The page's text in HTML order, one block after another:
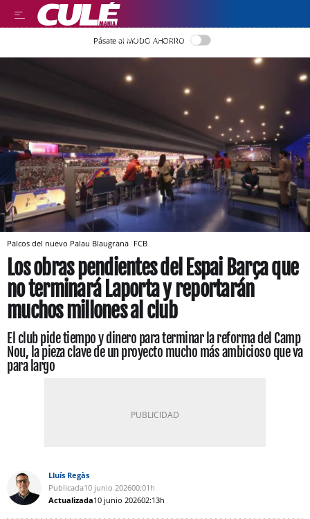
LLEGIR EN CATALÀ
Pásate al MODO AHORRO
Palcos del nuevo Palau Blaugrana FCB
Los obras pendientes del Espai Barça que
no terminará Laporta y reportarán
muchos millones al club
El club pide tiempo y dinero para terminar la reforma del Camp
Nou, la pieza clave de un proyecto mucho más ambicioso que va
para largo
Lluís Regàs
Publicada10 junio 202600:01h
Actualizada10 junio 202602:13h